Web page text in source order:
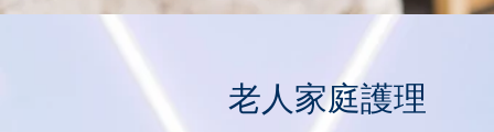
老人家庭護理